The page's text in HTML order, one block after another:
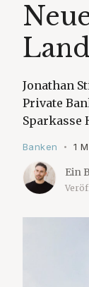
Jonathan
Private
Sparkasse
Banken • 1
Ein